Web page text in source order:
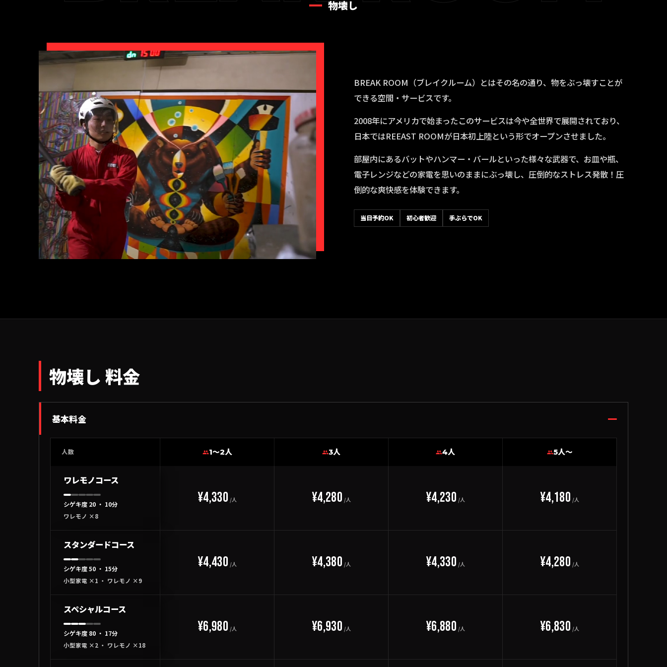
物壊し
BREAK ROOM（ブレイクルーム）とはその名の通り、物をぶっ壊すことが
できる空間・サービスです。
2008年にアメリカで始まったこのサービスは今や全世界で展開されており、
日本ではREEAST ROOMが日本初上陸という形でオープンさせました。
部屋内にあるバットやハンマー・バールといった様々な武器で、お皿や瓶、
電子レンジなどの家電を思いのままにぶっ壊し、圧倒的なストレス発散！圧
倒的な爽快感を体験できます。
当日予約OK 初心者歓迎 手ぶらでOK
物壊し 料金
基本料金
人数 1〜2人 3人 4人 5人〜
ワレモノコース
シゲキ度 20 ・ 10分
ワレモノ ×8
¥4,330 /人 ¥4,280 /人 ¥4,230 /人 ¥4,180 /人
スタンダードコース
シゲキ度 50 ・ 15分
小型家電 ×1 ・ ワレモノ ×9
¥4,430 /人 ¥4,380 /人 ¥4,330 /人 ¥4,280 /人
スペシャルコース
シゲキ度 80 ・ 17分
小型家電 ×2 ・ ワレモノ ×18
¥6,980 /人 ¥6,930 /人 ¥6,880 /人 ¥6,830 /人